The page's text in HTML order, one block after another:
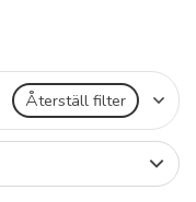
Återställ filter